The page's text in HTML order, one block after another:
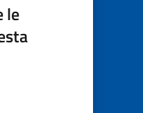
le